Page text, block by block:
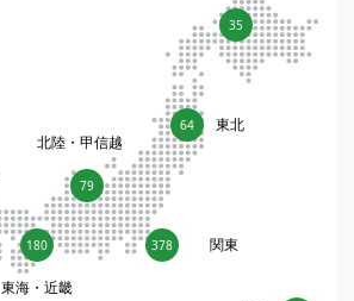
35
64 東北
378 関東
79
北陸・甲信越
180
東海・近畿